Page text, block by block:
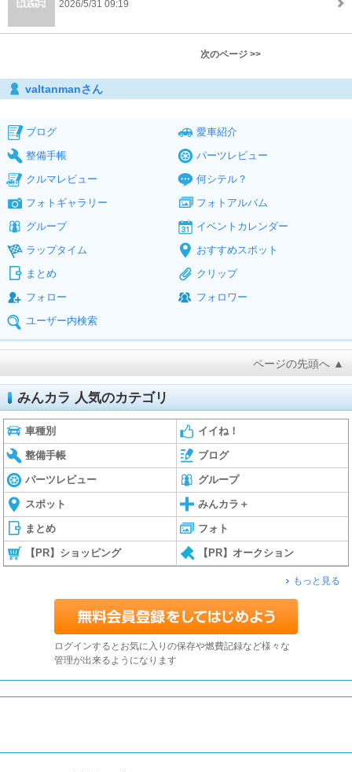
2026/5/31 09:19
次のページ >>
valtanmanさん
ブログ
愛車紹介
整備手帳
パーツレビュー
クルマレビュー
何シテル？
フォトギャラリー
フォトアルバム
グループ
イベントカレンダー
ラップタイム
おすすめスポット
まとめ
クリップ
フォロー
フォロワー
ユーザー内検索
ページの先頭へ ▲
みんカラ 人気のカテゴリ
車種別 イイね！
整備手帳 ブログ
パーツレビュー グループ
スポット みんカラ＋
まとめ フォト
【PR】ショッピング 【PR】オークション
もっと見る
ログインするとお気に入りの保存や燃費記録など様々な
管理が出来るようになります